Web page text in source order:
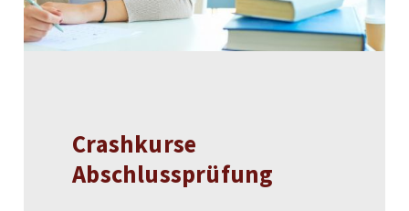
Crashkurse
Abschlussprüfung